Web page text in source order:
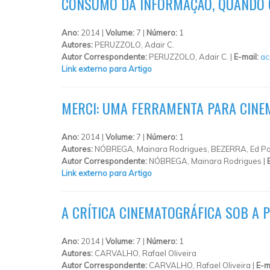
Ano: 2014 | Volume: 7 | Número: 1
Autores: PERUZZOLO, Adair C.
Autor Correspondente: PERUZZOLO, Adair C. | E-mail:
Link externo para Artigo
MERCI: UMA FERRAMENTA PARA
Ano: 2014 | Volume: 7 | Número: 1
Autores: NÓBREGA, Mainara Rodrigues, BEZERRA, Ed
Autor Correspondente: NÓBREGA, Mainara Rodrigues |
Link externo para Artigo
A CRÍTICA CINEMATOGRÁFICA SOB A
Ano: 2014 | Volume: 7 | Número: 1
Autores: CARVALHO, Rafael Oliveira
Autor Correspondente: CARVALHO, Rafael Oliveira | E-